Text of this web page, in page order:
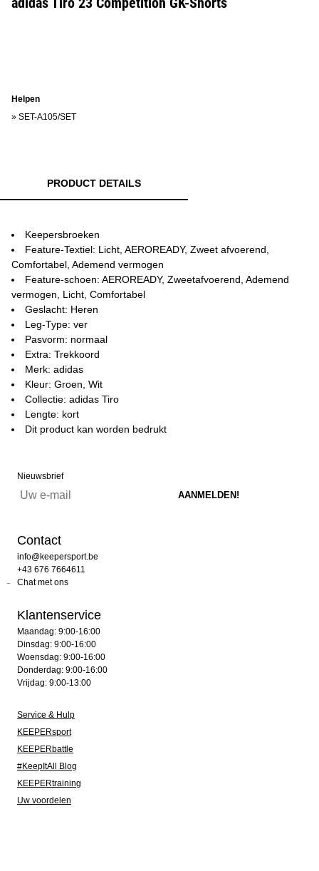
Helpen
» SET-A105/SET
PRODUCT DETAILS
Keepersbroeken
Feature-Textiel: Licht, AEROREADY, Zweet afvoerend,
Comfortabel, Ademend vermogen
Feature-schoen: AEROREADY, Zweetafvoerend, Ademend
vermogen, Licht, Comfortabel
Geslacht: Heren
Leg-Type: ver
Pasvorm: normaal
Extra: Trekkoord
Merk: adidas
Kleur: Groen, Wit
Collectie: adidas Tiro
Lengte: kort
Dit product kan worden bedrukt
Nieuwsbrief
Contact
info@keepersport.be
+43 676 7664611
Chat met ons
Klantenservice
Maandag: 9:00-16:00
Dinsdag: 9:00-16:00
Woensdag: 9:00-16:00
Donderdag: 9:00-16:00
Vrijdag: 9:00-13:00
Service & Hulp
KEEPERsport
KEEPERbattle
#KeepItAll Blog
KEEPERtraining
Uw voordelen